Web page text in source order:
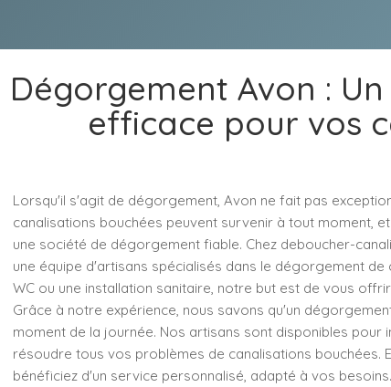
Dégorgement Avon :
efficace pour vos
Lorsqu'il s'agit de dégorgement, Avon ne fait pas
canalisations bouchées peuvent survenir à tout moment,
une société de dégorgement fiable. Chez deboucher-
une équipe d'artisans spécialisés dans le dégorgement de
WC ou une installation sanitaire, notre but est de vous
Grâce à notre expérience, nous savons qu'un
moment de la journée. Nos artisans sont disponibles pour
résoudre tous vos problèmes de canalisations bouchées.
bénéficiez d'un service personnalisé, adapté à vos